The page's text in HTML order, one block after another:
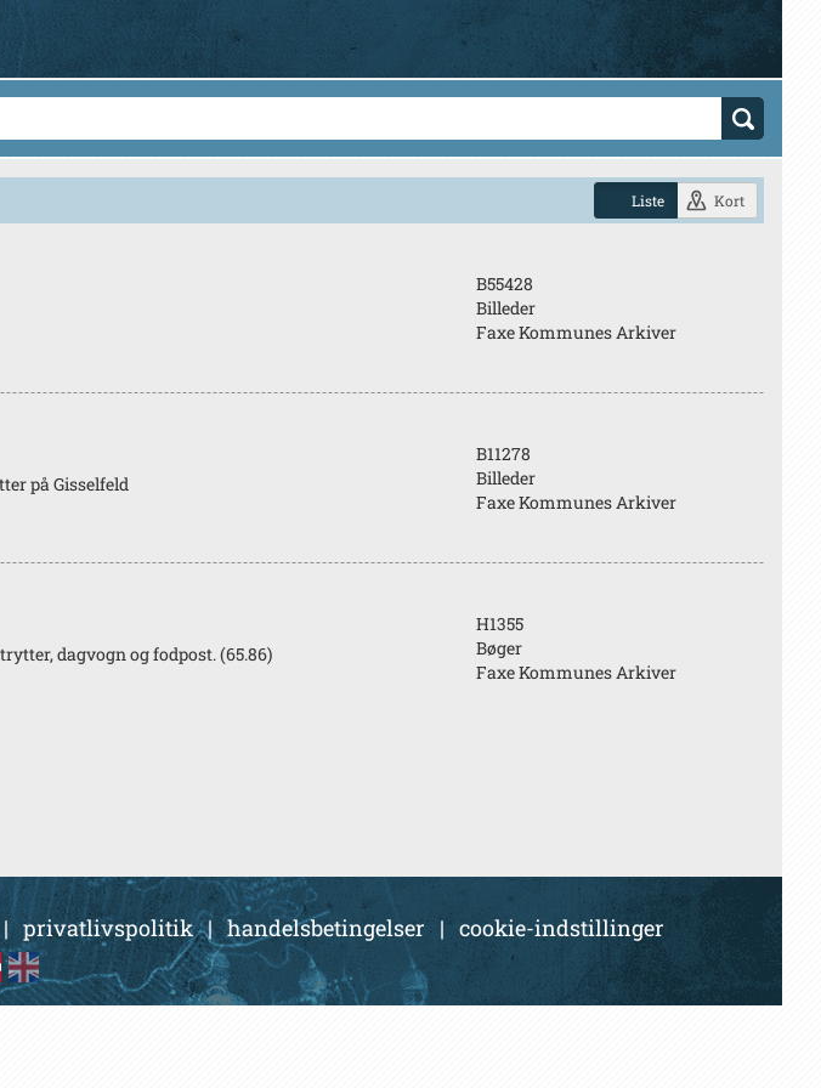
Liste Kort
B55428
Billeder
Faxe Kommunes Arkiver
på Gisselfeld
B11278
Billeder
Faxe Kommunes Arkiver
dagvogn og fodpost. (65.86)
H1355
Bøger
Faxe Kommunes Arkiver
privatlivspolitik|handelsbetingelser | cookie-indstillinger